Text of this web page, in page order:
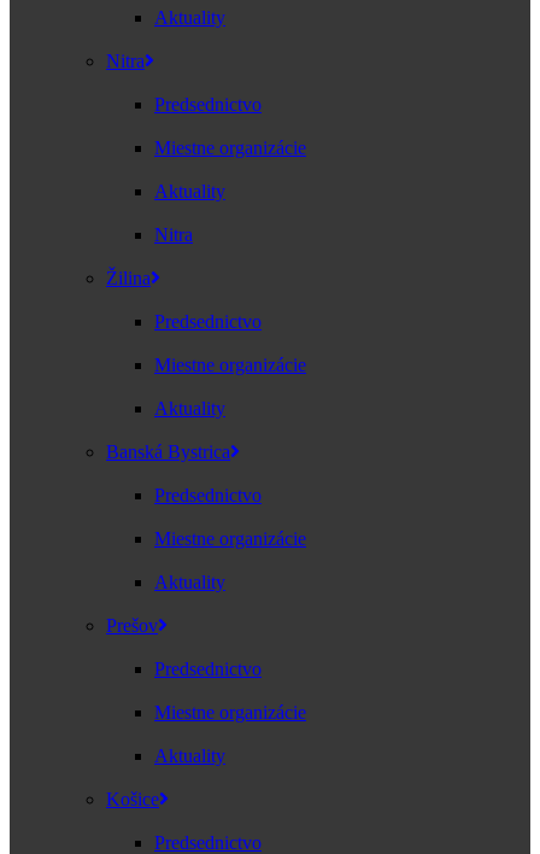
Aktuality
Nitra
Predsednictvo
Miestne organizácie
Aktuality
Nitra
Žilina
Predsednictvo
Miestne organizácie
Aktuality
Banská Bystrica
Predsednictvo
Miestne organizácie
Aktuality
Prešov
Predsednictvo
Miestne organizácie
Aktuality
Košice
Predsednictvo